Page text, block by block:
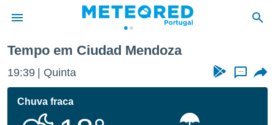
da
foi
Tempo em Ciudad Mendoza
19:39 Quinta ...
Chuva fraca